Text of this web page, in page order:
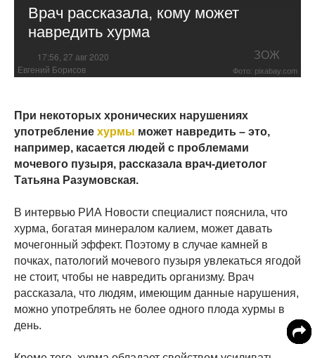
Врач рассказала, кому может
навредить хурма
17:56, 27 авг 2020 ЗОЖ
Евгений Борисов Фото: pixabay.com
При некоторых хронических нарушениях
употребление хурмы может навредить – это,
например, касается людей с проблемами
мочевого пузыря, рассказала врач-диетолог
Татьяна Разумовская.
В интервью РИА Новости специалист пояснила, что
хурма, богатая минералом калием, может давать
мочегонный эффект. Поэтому в случае камней в
почках, патологий мочевого пузыря увлекаться ягодой
не стоит, чтобы не навредить организму. Врач
рассказала, что людям, имеющим данные нарушения,
можно употреблять не более одного плода хурмы в
день.